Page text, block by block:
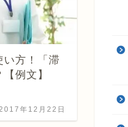
い方！「滞
例文】
2017年12月22日